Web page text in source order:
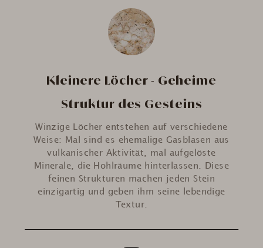
Kleinere Löcher - Geheime
Struktur des Gesteins
Winzige Löcher entstehen auf verschiedene
Weise: Mal sind es ehemalige Gasblasen aus
vulkanischer Aktivität, mal aufgelöste
Minerale, die Hohlräume hinterlassen. Diese
feinen Strukturen machen jeden Stein
einzigartig und geben ihm seine lebendige
Textur.